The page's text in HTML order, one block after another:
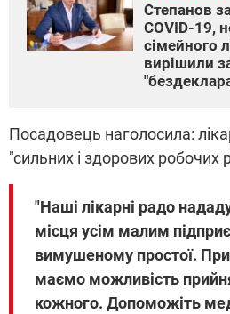
Степанов
COVID-19,
сімейного
вирішили
Посадовець наголосила:
"сильних і здорових робочих
"Наші лікарні радо
місця усім малим
вимушеному простої.
маємо можливість
кожного. Допоможіть